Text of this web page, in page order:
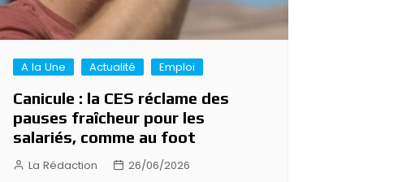
A la Une Actualité Emploi
Canicule : la CES réclame des
pauses fraîcheur pour les
salariés, comme au foot
La Rédaction 26/06/2026